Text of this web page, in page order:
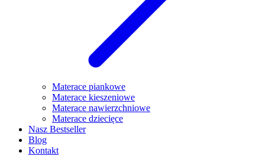
Materace piankowe
Materace kieszeniowe
Materace nawierzchniowe
Materace dziecięce
Nasz Bestseller
Blog
Kontakt